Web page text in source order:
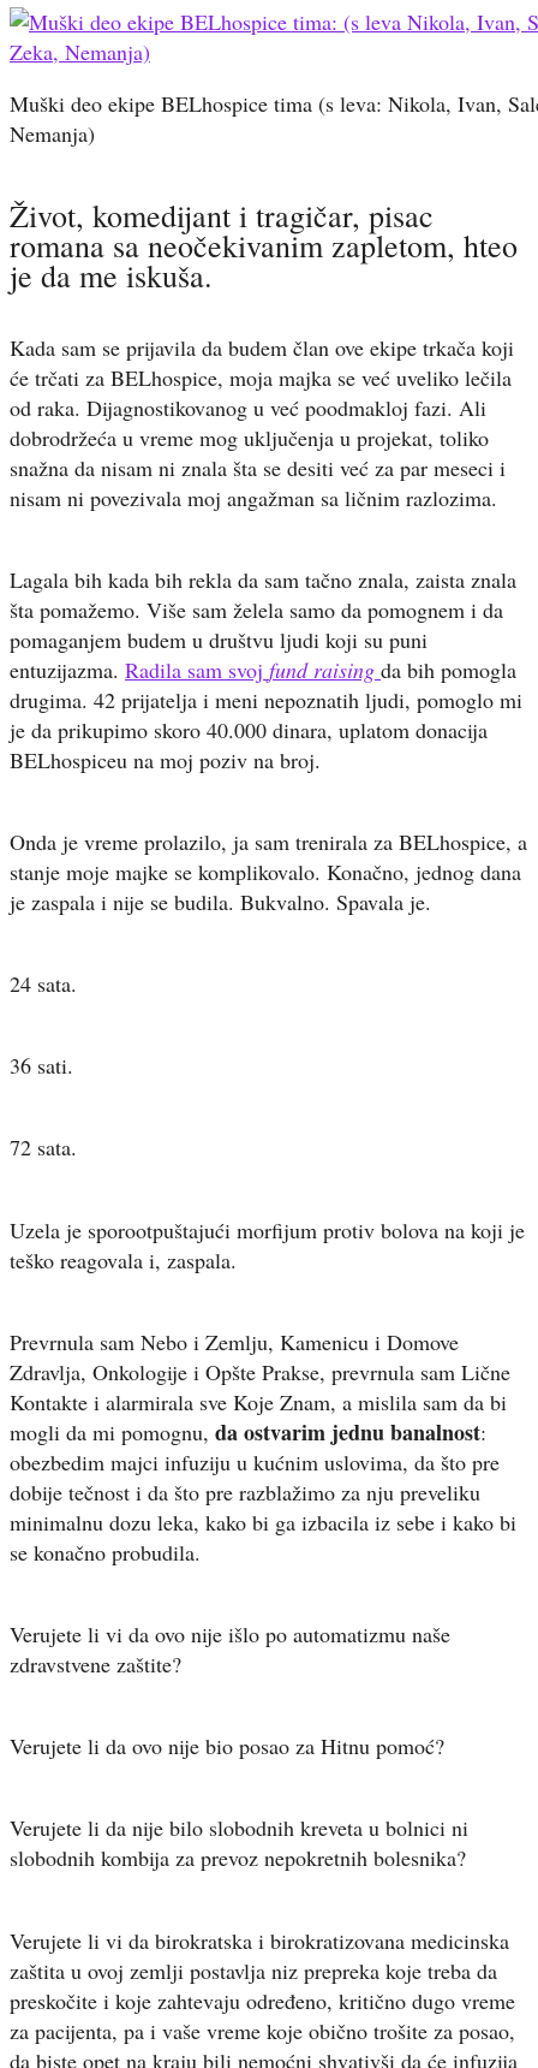
Muški deo ekipe BELhospice tima (s leva: Nikola, Ivan,
Nemanja)
Život, komedijant i tragičar, pisac
romana sa neočekivanim zapletom, hteo
je da me iskuša.
Kada sam se prijavila da budem član ove ekipe trkača koji
će trčati za BELhospice, moja majka se već uveliko lečila
od raka. Dijagnostikovanog u već poodmakloj fazi. Ali
dobrodržeća u vreme mog uključenja u projekat, toliko
snažna da nisam ni znala šta se desiti već za par meseci i
nisam ni povezivala moj angažman sa ličnim razlozima.
Lagala bih kada bih rekla da sam tačno znala, zaista znala
šta pomažemo. Više sam želela samo da pomognem i da
pomaganjem budem u društvu ljudi koji su puni
entuzijazma. Radila sam svoj fund raising da bih pomogla
drugima. 42 prijatelja i meni nepoznatih ljudi, pomoglo mi
je da prikupimo skoro 40.000 dinara, uplatom donacija
BELhospiceu na moj poziv na broj.
Onda je vreme prolazilo, ja sam trenirala za BELhospice, a
stanje moje majke se komplikovalo. Konačno, jednog dana
je zaspala i nije se budila. Bukvalno. Spavala je.
24 sata.
36 sati.
72 sata.
Uzela je sporootpuštajući morfijum protiv bolova na koji je
teško reagovala i, zaspala.
Prevrnula sam Nebo i Zemlju, Kamenicu i Domove
Zdravlja, Onkologije i Opšte Prakse, prevrnula sam Lične
Kontakte i alarmirala sve Koje Znam, a mislila sam da bi
mogli da mi pomognu, da ostvarim jednu banalnost:
obezbedim majci infuziju u kućnim uslovima, da što pre
dobije tečnost i da što pre razblažimo za nju preveliku
minimalnu dozu leka, kako bi ga izbacila iz sebe i kako bi
se konačno probudila.
Verujete li vi da ovo nije išlo po automatizmu naše
zdravstvene zaštite?
Verujete li da ovo nije bio posao za Hitnu pomoć?
Verujete li da nije bilo slobodnih kreveta u bolnici ni
slobodnih kombija za prevoz nepokretnih bolesnika?
Verujete li vi da birokratska i birokratizovana medicinska
zaštita u ovoj zemlji postavlja niz prepreka koje treba da
preskočite i koje zahtevaju određeno, kritično dugo vreme
za pacijenta, pa i vaše vreme koje obično trošite za posao,
da biste opet na kraju bili nemoćni shvativši da će infuzija